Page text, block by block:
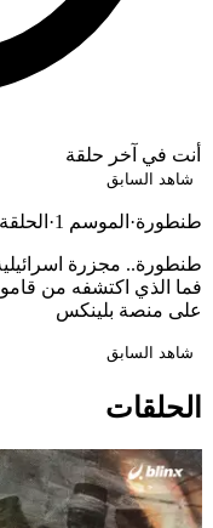
أنت في آخر حلقة
شاهد السابق
طنطورة ·الموسم 1 ·الحلقة 2
فما الذي اكتشفه من قاموا
على منصة بلينكس
شاهد السابق
الحلقات